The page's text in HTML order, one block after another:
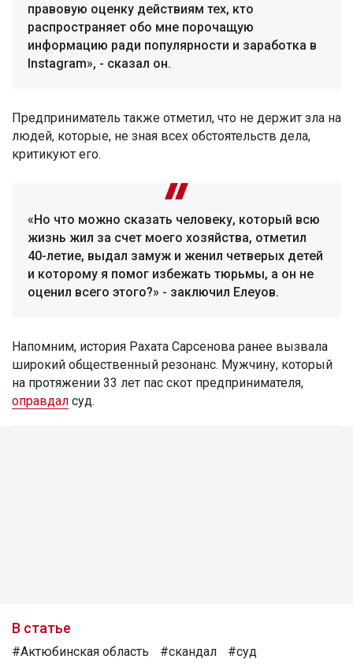
правовую оценку действиям тех, кто
распространяет обо мне порочащую
информацию ради популярности и заработка в
Instagram», - сказал он.
Предприниматель также отметил, что не держит зла на
людей, которые, не зная всех обстоятельств дела,
критикуют его.
«Но что можно сказать человеку, который всю
жизнь жил за счет моего хозяйства, отметил
40-летие, выдал замуж и женил четверых детей
и которому я помог избежать тюрьмы, а он не
оценил всего этого?» - заключил Елеуов.
Напомним, история Рахата Сарсенова ранее вызвала
широкий общественный резонанс. Мужчину, который
на протяжении 33 лет пас скот предпринимателя,
оправдал суд.
В статье
#Актюбинская область #скандал #суд